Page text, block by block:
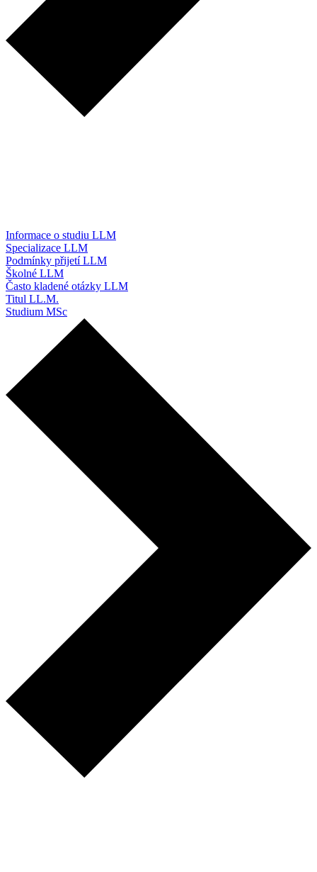
Informace o studiu LLM
Specializace LLM
Podmínky přijetí LLM
Školné LLM
Často kladené otázky LLM
Titul LL.M.
Studium MSc